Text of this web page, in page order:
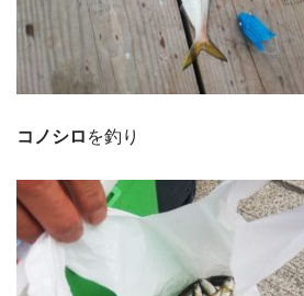
コノシロ を釣り